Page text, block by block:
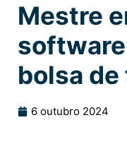
Mestre
bolsa
6 outubro 2024